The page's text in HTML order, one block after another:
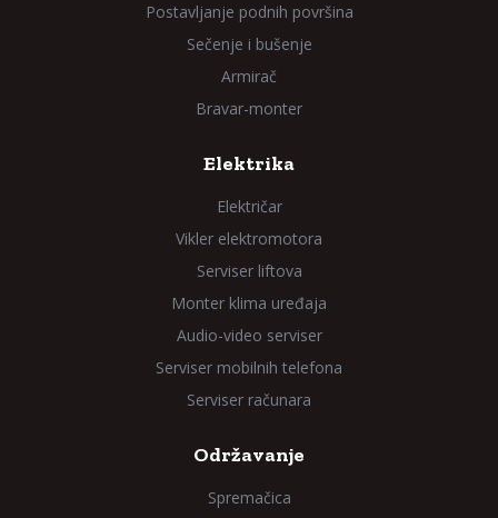
Postavljanje podnih površina
Sečenje i bušenje
Armirač
Bravar-monter
Elektrika
Električar
Vikler elektromotora
Serviser liftova
Monter klima uređaja
Audio-video serviser
Serviser mobilnih telefona
Serviser računara
Održavanje
Spremačica